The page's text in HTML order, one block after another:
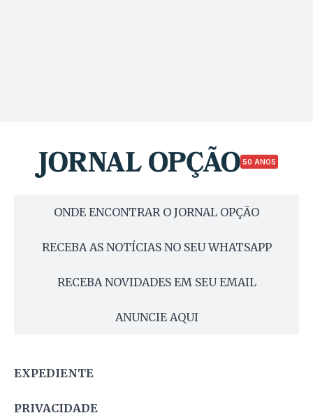
50 ANOS
ONDE ENCONTRAR O JORNAL OPÇÃO
RECEBA AS NOTÍCIAS NO SEU WHATSAPP
RECEBA NOVIDADES EM SEU EMAIL
ANUNCIE AQUI
EXPEDIENTE
PRIVACIDADE